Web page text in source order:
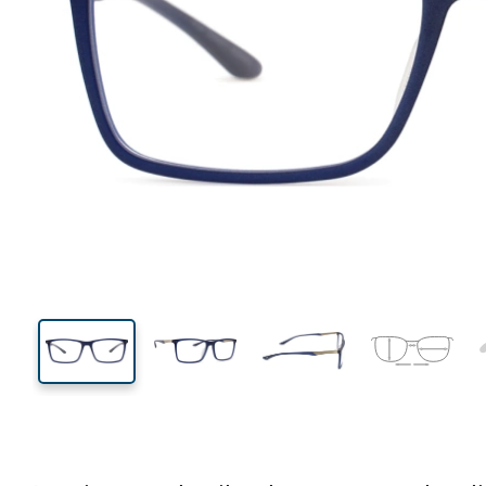
Breedte
37 mm
Glashoogte Glasbreedte